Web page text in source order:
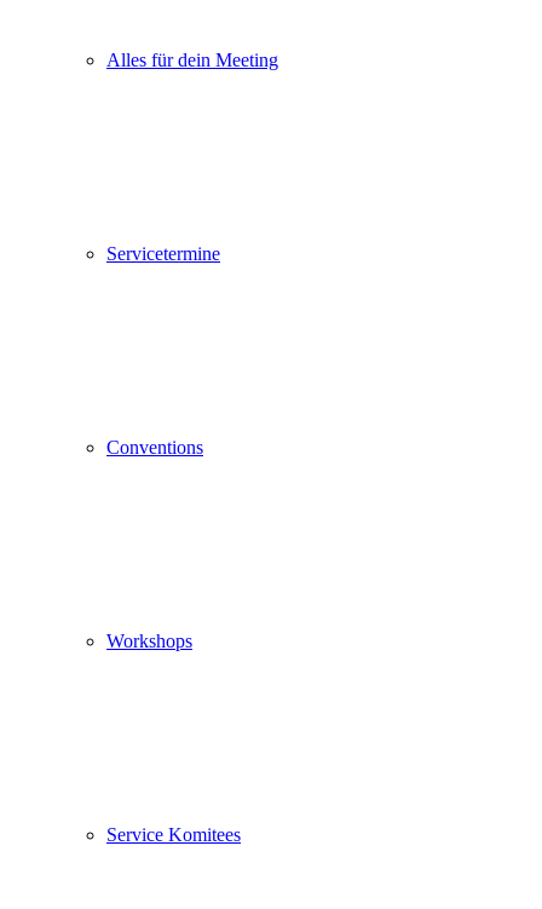
Alles für dein Meeting
Servicetermine
Conventions
Workshops
Service Komitees